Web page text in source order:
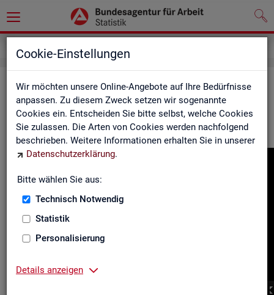
Cookie-Einstellungen
Wir möchten unsere Online-Angebote auf Ihre Bedürfnisse
anpassen. Zu diesem Zweck setzen wir sogenannte
Cookies ein. Entscheiden Sie bitte selbst, welche Cookies
Sie zulassen. Die Arten von Cookies werden nachfolgend
beschrieben. Weitere Informationen erhalten Sie in unserer
Datenschutzerklärung.
Bitte wählen Sie aus:
Technisch Notwendig
Statistik
Personalisierung
Details anzeigen
In­for­ma­tio­nen in Ge­bär­den­spra­che
Hier fin­den Sie unser In­for­ma­ti­ons­vi­deo in Deut­scher Ge­bär­
den­spra­che.
Video-
er